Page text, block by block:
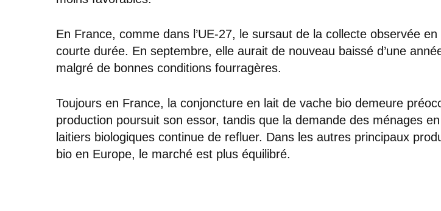
En France, comme dans l’UE-27, le sursaut de la collecte observée
courte durée. En septembre, elle aurait de nouveau baissé d’une
malgré de bonnes conditions fourragères.
Toujours en France, la conjoncture en lait de vache bio demeure
production poursuit son essor, tandis que la demande des ménages
laitiers biologiques continue de refluer. Dans les autres principaux
bio en Europe, le marché est plus équilibré.